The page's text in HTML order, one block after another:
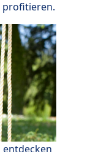
profitieren.
entdecken